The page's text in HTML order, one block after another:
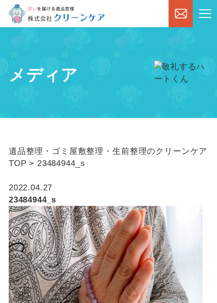
メディア
遺品整理・ゴミ屋敷整理・生前整理のクリーンケア
TOP > 23484944_s
2022.04.27
23484944_s